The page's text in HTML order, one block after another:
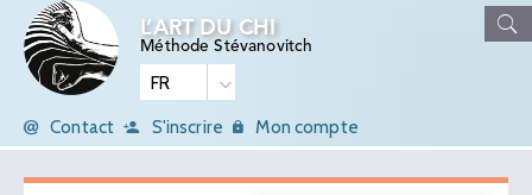
L’ART DU CHI
Méthode Stévanovitch
Contact S'inscrire Mon compte